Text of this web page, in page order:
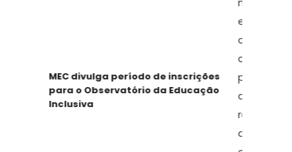
MEC divulga período de inscrições
para o Observatório da Educação
Inclusiva